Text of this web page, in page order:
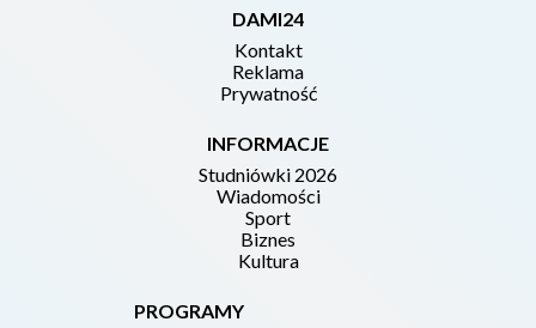
DAMI24
Kontakt
Reklama
Prywatność
INFORMACJE
Studniówki 2026
Wiadomości
Sport
Biznes
Kultura
PROGRAMY